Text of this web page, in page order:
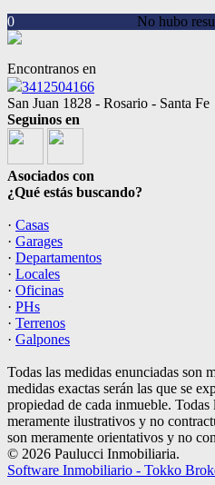
No hubo
0
Encontranos en
3412504166
San Juan 1828 - Rosario - Santa Fe
Seguinos en
Asociados con
¿Qué estás buscando?
· Casas
· Garages
· Departamentos
· Locales
· Oficinas
· PHs
· Terrenos
· Galpones
Todas las medidas enunciadas son
medidas exactas serán las que se
propiedad de cada inmueble.
meramente ilustrativos y no
son meramente orientativos y no
© 2026 Paulucci Inmobiliaria.
Software Inmobiliario - Tokko